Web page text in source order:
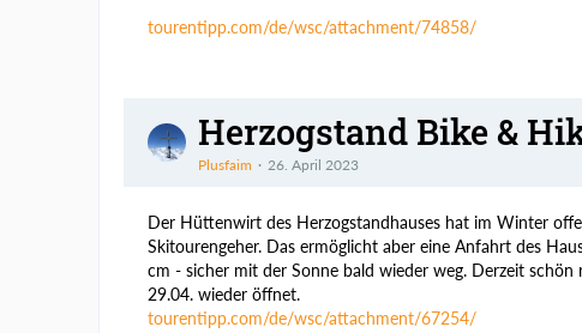
tourentipp.com/de/wsc/attachment/74858/
Herzogstand Bike &
Plusfaim 26. April 2023
Der Hüttenwirt des Herzogstandhauses hat im Winter
Skitourengeher. Das ermöglicht aber eine Anfahrt des
cm - sicher mit der Sonne bald wieder weg. Derzeit
29.04. wieder öffnet.
tourentipp.com/de/wsc/attachment/67254/